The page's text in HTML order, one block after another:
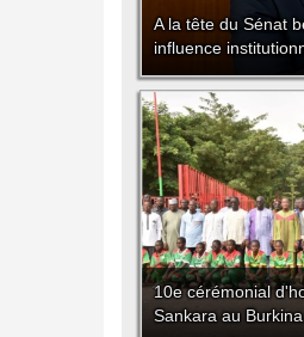
A la tête du Sénat
influence
10e cérémonial
Sankara au